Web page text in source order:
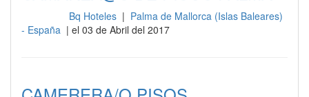
Bq Hoteles | Palma de Mallorca (Islas Baleares)
- España | el 03 de Abril del 2017